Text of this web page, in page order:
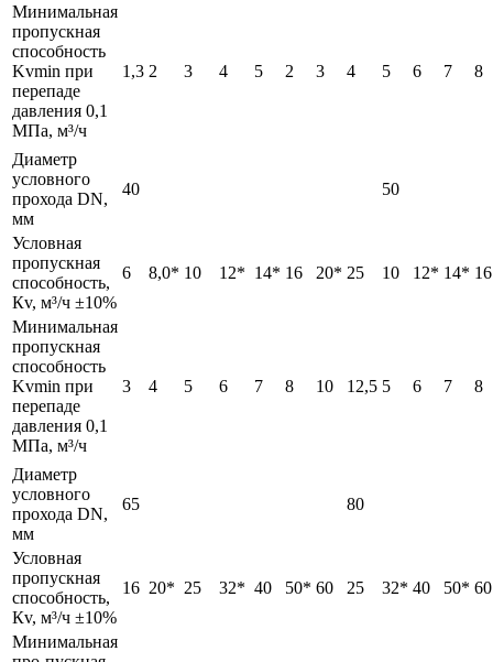
Минимальная
пропускная
способность
Kvmin при
перепаде
давления 0,1
МПа, м³/ч
1,3 2 3 4 5 2 3 4 5 6 7 8
Диаметр
условного
прохода DN,
мм
40 50
Условная
пропускная
способность,
Кv, м³/ч ±10%
6 8,0* 10 12* 14* 16 20* 25 10 12* 14* 16
Минимальная
пропускная
способность
Kvmin при
перепаде
давления 0,1
МПа, м³/ч
3 4 5 6 7 8 10 12,5 5 6 7 8
Диаметр
условного
прохода DN,
мм
65 80
Условная
пропускная
способность,
Кv, м³/ч ±10%
16 20* 25 32* 40 50* 60 25 32* 40 50* 60
Минимальная